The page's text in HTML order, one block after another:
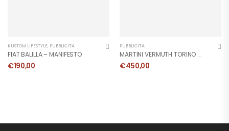
KUSTOM LIFESTYLE, PUBBLICITÀ
FIAT BALILLA – MANIFESTO
€190,00
PUBBLICITÀ
MARTINI VERMUTH TORINO – Manifesto
€450,00